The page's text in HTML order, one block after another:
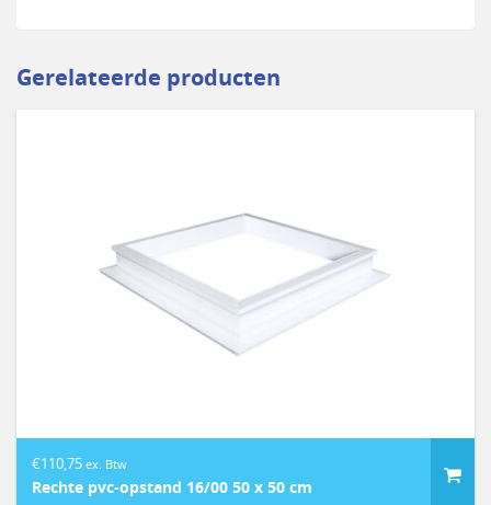
Gerelateerde producten
€110,75 ex. Btw
Rechte pvc-opstand 16/00 50 x 50 cm